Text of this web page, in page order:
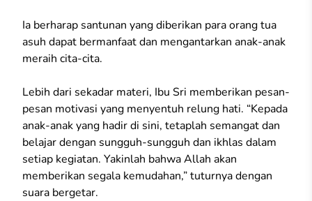
Ia berharap santunan yang diberikan para orang tua
asuh dapat bermanfaat dan mengantarkan anak-anak
meraih cita-cita.
Lebih dari sekadar materi, Ibu Sri memberikan pesan-
pesan motivasi yang menyentuh relung hati. “Kepada
anak-anak yang hadir di sini, tetaplah semangat dan
belajar dengan sungguh-sungguh dan ikhlas dalam
setiap kegiatan. Yakinlah bahwa Allah akan
memberikan segala kemudahan,” tuturnya dengan
suara bergetar.